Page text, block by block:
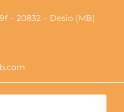
– 20832 – Desio (MB)